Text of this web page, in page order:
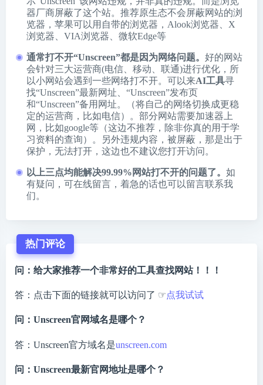
器厂商屏蔽了这个站。推荐原生态不会屏蔽网站的浏
览器，苹果可以用自带的浏览器， Alook浏览器
X
浏览器
VIA浏览器 微软Edge等
通常打不开“Unscreen”都是因为网络问题。 好的网站
会针对三大运营商(电信、移动、联通)进行优化，所
以小网站会遇到一些网络打不开。可以来AI工具寻
找“Unscreen”最新网址、“Unscreen”发布页
和“Unscreen”备用网址。（将自己的网络切换成更稳
定的运营商，比如电信）。部分网站需要加速器上
网，比如google等（这边不推荐，除非你真的用于学
习资料的查询）。另外违规内容，被屏蔽，那是出于
保护，无法打开，这边也不建议您打开访问。
以上三点均能解决99.99%网站打不开的问题了。 如
有疑问，可在线留言，着急的话也可以留言联系我
们。
热门评论
问：给大家推荐一个非常好的工具查找网站！！！
答：点击下面的链接就可以访问了 ☞点我试试
问：Unscreen官网域名是哪个？
答：Unscreen官方域名是unscreen.com
问：Unscreen最新官网地址是哪个？